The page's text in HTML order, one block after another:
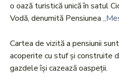
o oază turistică unică în satul
Vodă, denumită Pensiunea
Cartea de vizită a pensiunii
acoperite cu stuf și construite
gazdele își cazează oaspeții.